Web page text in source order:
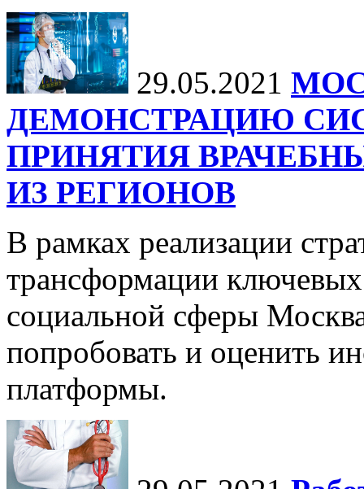
29.05.2021
ДЕМОНСТРАЦИЮ
ПРИНЯТИЯ
ИЗ РЕГИОНОВ
В рамках реализации
трансформации
социальной сферы
попробовать и оценить
платформы.